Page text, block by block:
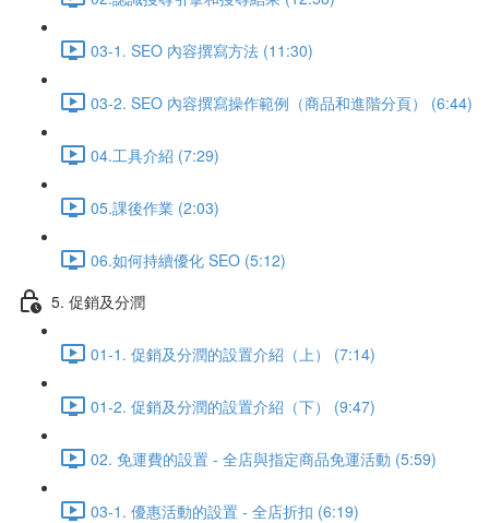
03-1. SEO 內容撰寫方法 (11:30)
03-2. SEO 內容撰寫操作範例（商品和進階分頁） (6:44)
04.工具介紹 (7:29)
05.課後作業 (2:03)
06.如何持續優化 SEO (5:12)
5. 促銷及分潤
01-1. 促銷及分潤的設置介紹（上） (7:14)
01-2. 促銷及分潤的設置介紹（下） (9:47)
02. 免運費的設置 - 全店與指定商品免運活動 (5:59)
03-1. 優惠活動的設置 - 全店折扣 (6:19)